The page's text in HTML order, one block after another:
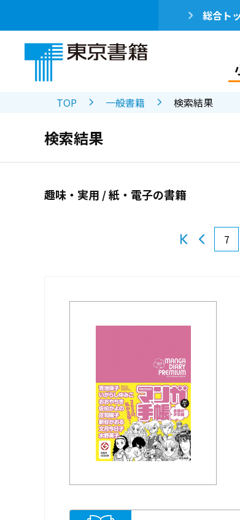
総合ト
TOP 一般書籍 検索結果
検索結果
趣味・実用 / 紙・電子の書籍
7